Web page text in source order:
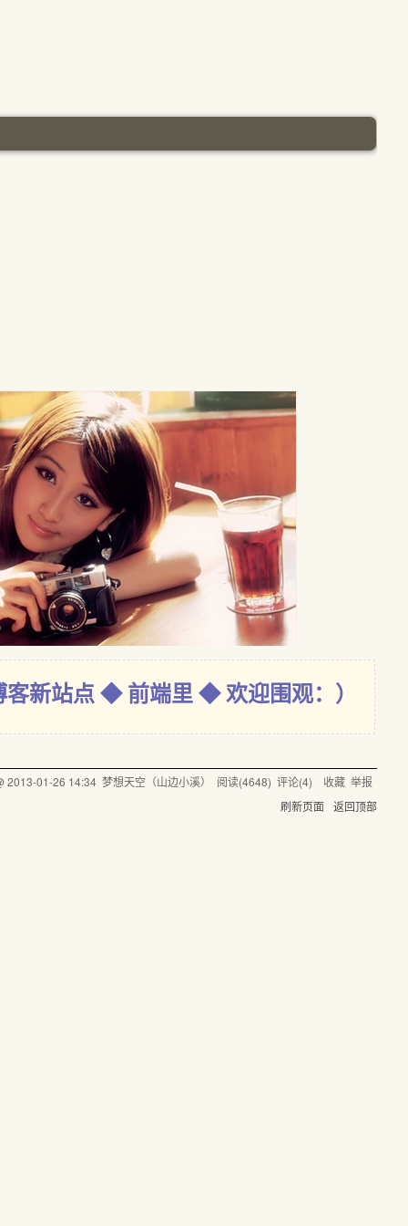
客新站点 ◆ 前端里 ◆ 欢迎围观：）
2013-01-26 14:34 梦想天空（山边小溪） 阅读(4648) 评论(4) 收藏 举报
刷新页面
返回顶部